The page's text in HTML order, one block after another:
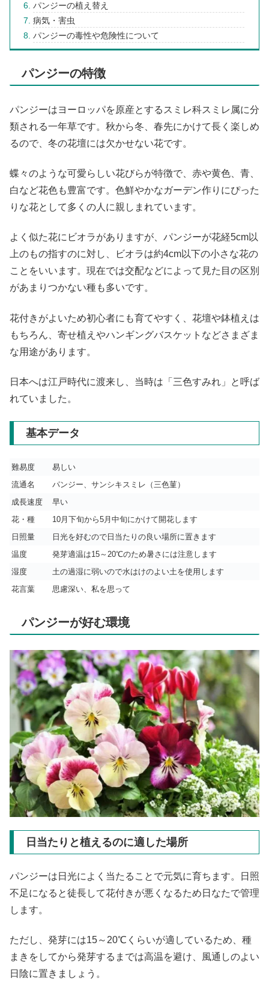
パンジーの植え替え
病気・害虫
パンジーの毒性や危険性について
パンジーの特徴
パンジーはヨーロッパを原産とするスミレ科スミレ属に分
類される一年草です。秋から冬、春先にかけて長く楽しめ
るので、冬の花壇には欠かせない花です。
蝶々のような可愛らしい花びらが特徴で、赤や黄色、青、
白など花色も豊富です。色鮮やかなガーデン作りにぴった
りな花として多くの人に親しまれています。
よく似た花にビオラがありますが、パンジーが花経5cm以
上のもの指すのに対し、ビオラは約4cm以下の小さな花の
ことをいいます。現在では交配などによって見た目の区別
があまりつかない種も多いです。
花付きがよいため初心者にも育てやすく、花壇や鉢植えは
もちろん、寄せ植えやハンギングバスケットなどさまざま
な用途があります。
日本へは江戸時代に渡来し、当時は「三色すみれ」と呼ば
れていました。
基本データ
難易度
易しい
流通名
パンジー、サンシキスミレ（三色菫）
成長速度
早い
花・種
10月下旬から5月中旬にかけて開花します
日照量
日光を好むので日当たりの良い場所に置きます
温度
発芽適温は15～20℃のため暑さには注意します
湿度
土の過湿に弱いので水はけのよい土を使用します
花言葉
思慮深い、私を思って
パンジーが好む環境
日当たりと植えるのに適した場所
パンジーは日光によく当たることで元気に育ちます。日照
不足になると徒長して花付きが悪くなるため日なたで管理
します。
ただし、発芽には15～20℃くらいが適しているため、種
まきをしてから発芽するまでは高温を避け、風通しのよい
日陰に置きましょう。